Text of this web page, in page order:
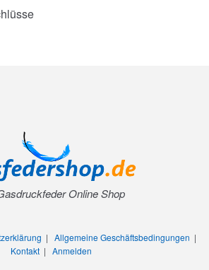
Online Shop
| Allgemeine Geschäftsbedingungen |
Kontakt| Anmelden